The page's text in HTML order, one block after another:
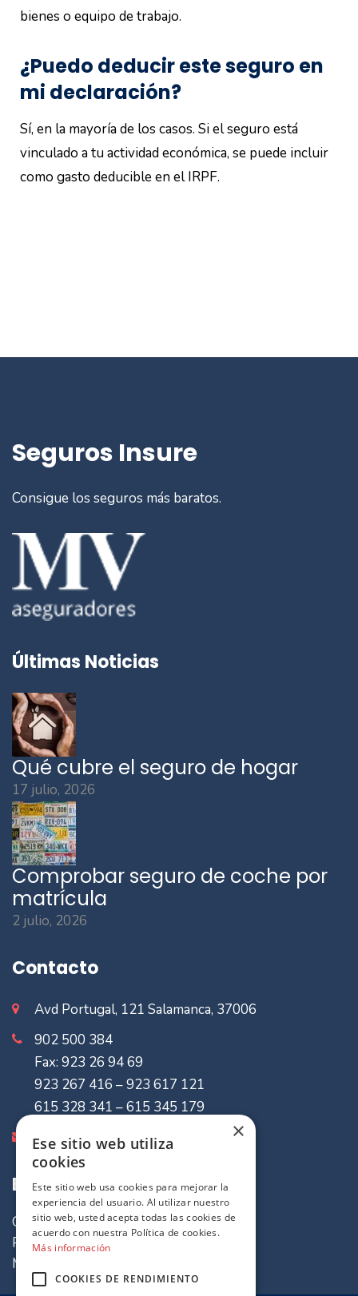
bienes o equipo de trabajo.
¿Puedo deducir este seguro en
mi declaración?
Sí, en la mayoría de los casos. Si el seguro está
vinculado a tu actividad económica, se puede incluir
como gasto deducible en el IRPF.
Seguros Insure
Consigue los seguros más baratos.
Últimas Noticias
Qué cubre el seguro de hogar
17 julio, 2026
Comprobar seguro de coche por
matrícula
2 julio, 2026
Contacto
Avd Portugal, 121 Salamanca, 37006
902 500 384
Fax: 923 26 94 69
923 267 416 – 923 617 121
615 328 341 – 615 345 179
info@mvaseguradores.com
Enlaces de Interes
Quiénes somos
Política de cookies
Mapa del sitio
×
Ese sitio web utiliza
cookies
Este sitio web usa cookies para mejorar la
experiencia del usuario. Al utilizar nuestro
sitio web, usted acepta todas las cookies de
acuerdo con nuestra Política de cookies.
Más información
COOKIES DE RENDIMIENTO